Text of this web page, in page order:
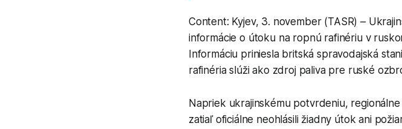
Content: Kyjev, 3. november (TASR) –
informácie o útoku na ropnú rafinériu v
Informáciu priniesla britská spravodajská
rafinéria slúži ako zdroj paliva pre ruské
Napriek ukrajinskému potvrdeniu,
zatiaľ oficiálne neohlásili žiadny útok ani